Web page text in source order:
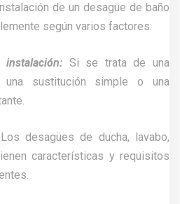
de un desagüe de baño
según varios factores:
Si se trata de una
una sustitución simple o una
Los desagües de ducha, lavabo,
características y requisitos